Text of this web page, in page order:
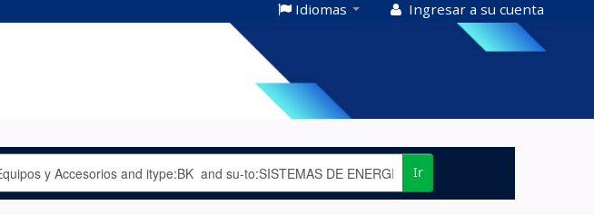
Idiomas Ingresar a su cuenta
Ir